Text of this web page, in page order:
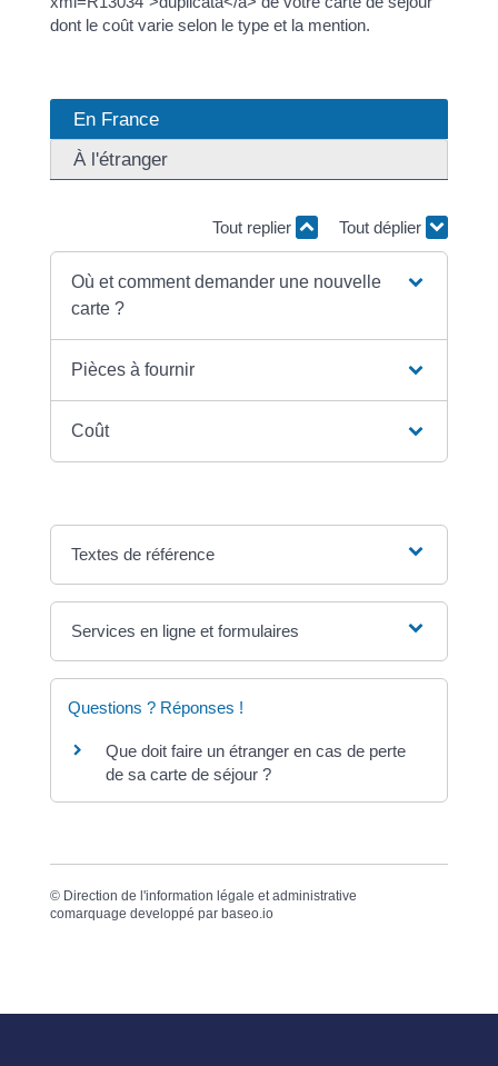
dont le coût varie selon le type et la mention.
En France
À l'étranger
Tout replier Tout déplier
Où et comment demander une nouvelle
carte ?
Pièces à fournir
Coût
Textes de référence
Services en ligne et formulaires
Questions ? Réponses !
Que doit faire un étranger en cas de perte
de sa carte de séjour ?
© Direction de l'information légale et administrative
comarquage developpé par baseo.io